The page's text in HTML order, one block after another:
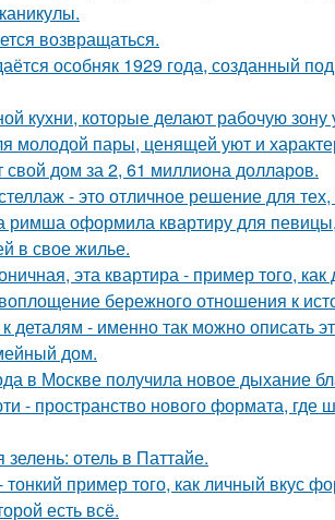
возвращаться.
особняк 1929 года, созданный
кухни, которые делают рабочую
молодой пары, ценящей уют и
дом за 2, 61 миллиона долларов.
- это отличное решение для тех,
оформила квартиру для певицы,
в свое жилье.
эта квартира - пример того,
бережного отношения к
деталям - именно так можно описать
дом.
в Москве получила новое дыхание
- пространство нового формата, где
отель в Паттайе.
пример того, как личный вкус
есть всё.